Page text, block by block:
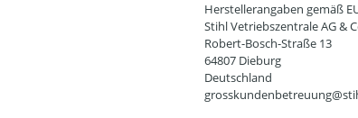
Herstellerangaben gemäß
Stihl Vetriebszentrale AG &
Robert-Bosch-Straße 13
64807 Dieburg
Deutschland